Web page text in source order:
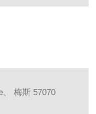
、 梅斯 57070